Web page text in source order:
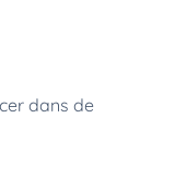
dans de